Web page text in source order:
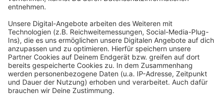
Anzeige
Mitarbeitende lernen KI mit dem
„Schwimmabzeichen“
Anzeige